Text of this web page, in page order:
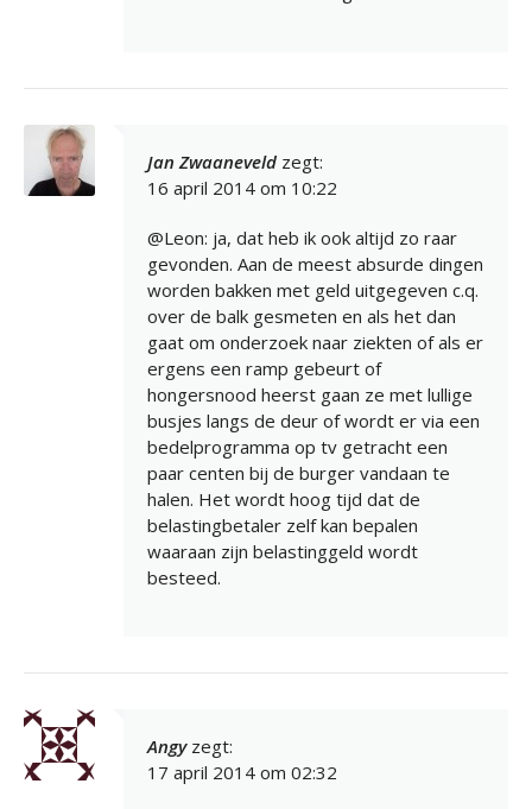
Jan Zwaaneveld zegt:
16 april 2014 om 10:22
@Leon: ja, dat heb ik ook altijd zo raar
gevonden. Aan de meest absurde dingen
worden bakken met geld uitgegeven c.q.
over de balk gesmeten en als het dan
gaat om onderzoek naar ziekten of als er
ergens een ramp gebeurt of
hongersnood heerst gaan ze met lullige
busjes langs de deur of wordt er via een
bedelprogramma op tv getracht een
paar centen bij de burger vandaan te
halen. Het wordt hoog tijd dat de
belastingbetaler zelf kan bepalen
waaraan zijn belastinggeld wordt
besteed.
Angy zegt:
17 april 2014 om 02:32